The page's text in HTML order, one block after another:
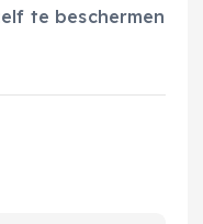
te beschermen